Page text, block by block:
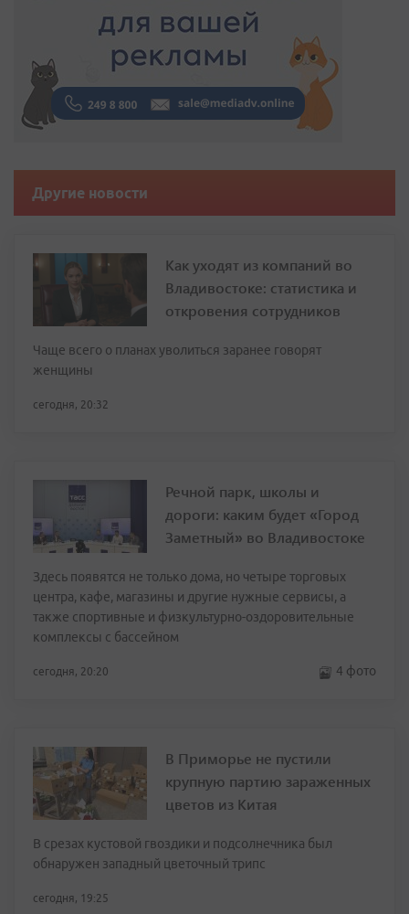
Другие новости
Как уходят из компаний во
Владивостоке: статистика и
откровения сотрудников
Чаще всего о планах уволиться заранее говорят
женщины
сегодня, 20:32
Речной парк, школы и
дороги: каким будет «Город
Заметный» во Владивостоке
Здесь появятся не только дома, но четыре торговых
центра, кафе, магазины и другие нужные сервисы, а
также спортивные и физкультурно-оздоровительные
комплексы с бассейном
сегодня, 20:20 4 фото
В Приморье не пустили
крупную партию зараженных
цветов из Китая
В срезах кустовой гвоздики и подсолнечника был
обнаружен западный цветочный трипс
сегодня, 19:25